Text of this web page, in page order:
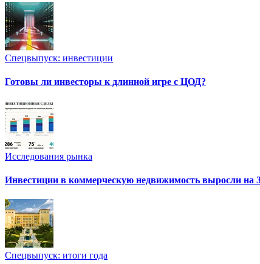
Спецвыпуск: инвестиции
Готовы ли инвесторы к длинной игре с ЦОД?
Исследования рынка
Инвестиции в коммерческую недвижимость выросли на
Спецвыпуск: итоги года